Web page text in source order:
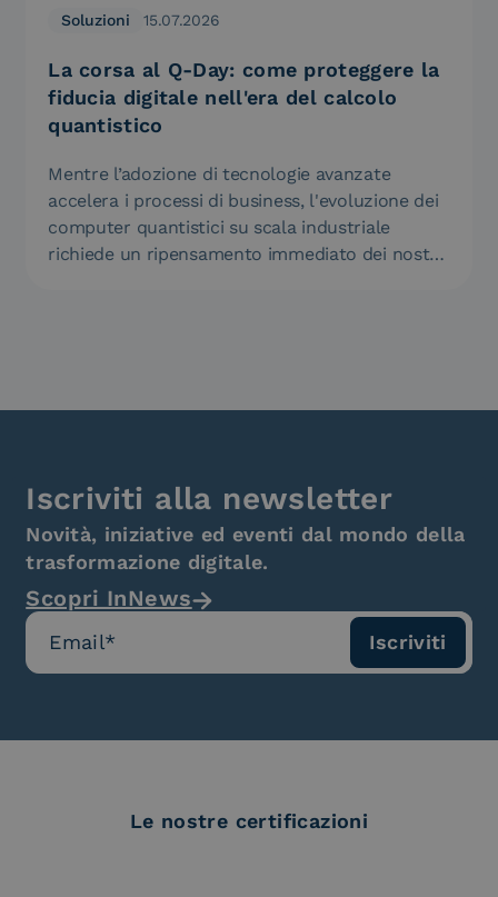
Soluzioni 15.07.2026
La corsa al Q-Day: come proteggere la
fiducia digitale nell'era del calcolo
quantistico
Mentre l’adozione di tecnologie avanzate
accelera i processi di business, l'evoluzione dei
computer quantistici su scala industriale
richiede un ripensamento immediato dei nostri
Iscriviti alla newsletter
Novità, iniziative ed eventi dal mondo della
trasformazione digitale.
Scopri InNews
Le nostre certificazioni